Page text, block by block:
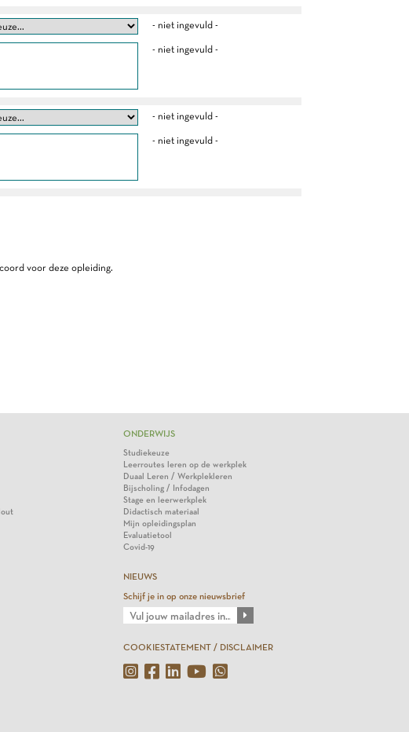
- niet ingevuld -
- niet ingevuld -
- niet ingevuld -
- niet ingevuld -
voor deze opleiding.
ONDERWIJS
Studiekeuze
Leerroutes leren op de werkplek
Duaal Leren / Werkplekleren
Bijscholing / Infodagen
Stage en leerwerkplek
Didactisch materiaal
Mijn opleidingsplan
Evaluatietool
Covid-19
NIEUWS
Schijf je in op onze nieuwsbrief
COOKIESTATEMENT / DISCLAIMER